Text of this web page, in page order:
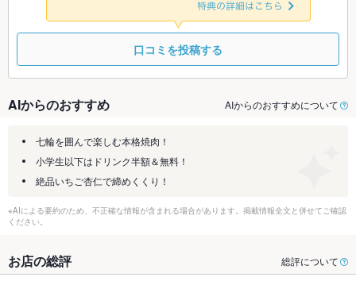
口コミを投稿する
AIからのおすすめ AIからのおすすめについて
七輪を囲んで楽しむ本格焼肉！
小学生以下はドリンク半額＆無料！
絶品いちご杏仁で締めくくり！
※AIによる要約のため、不正確な情報が含まれる場合があります。掲載情報全文と併せてご確認
ください。
お店の総評 総評について